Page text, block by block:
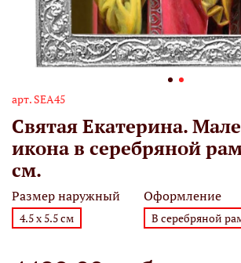
арт. SEA45
Святая Екатерина.
икона в серебряной
см.
Размер наружный
4.5 х 5.5 см
Оформление
В серебряной